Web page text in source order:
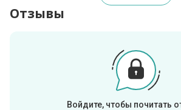
Отзывы
Войдите, чтобы почитать